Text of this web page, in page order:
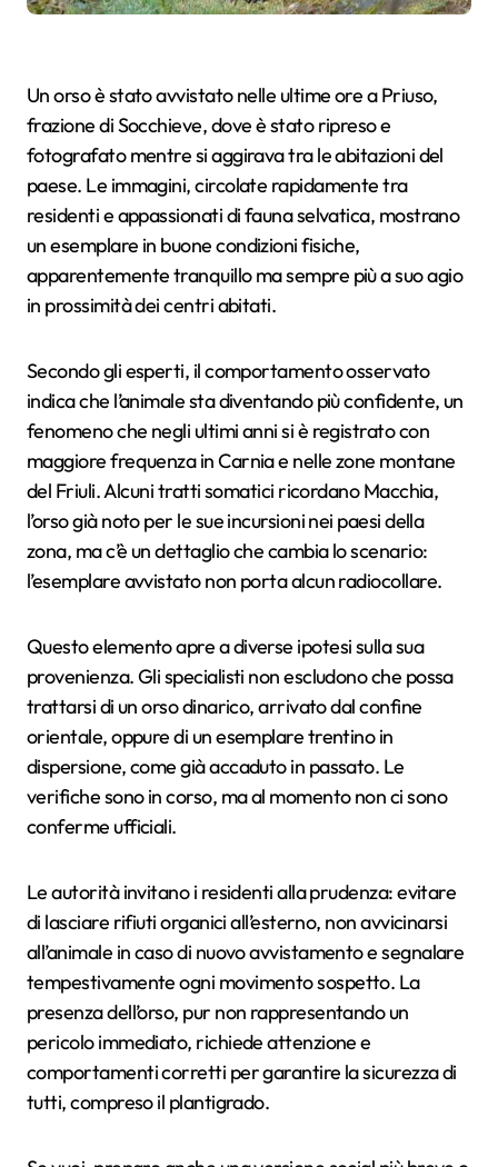
Un orso è stato avvistato nelle ultime ore a Priuso,
frazione di Socchieve, dove è stato ripreso e
fotografato mentre si aggirava tra le abitazioni del
paese. Le immagini, circolate rapidamente tra
residenti e appassionati di fauna selvatica, mostrano
un esemplare in buone condizioni fisiche,
apparentemente tranquillo ma sempre più a suo agio
in prossimità dei centri abitati.
Secondo gli esperti, il comportamento osservato
indica che l’animale sta diventando più confidente, un
fenomeno che negli ultimi anni si è registrato con
maggiore frequenza in Carnia e nelle zone montane
del Friuli. Alcuni tratti somatici ricordano Macchia,
l’orso già noto per le sue incursioni nei paesi della
zona, ma c’è un dettaglio che cambia lo scenario:
l’esemplare avvistato non porta alcun radiocollare.
Questo elemento apre a diverse ipotesi sulla sua
provenienza. Gli specialisti non escludono che possa
trattarsi di un orso dinarico, arrivato dal confine
orientale, oppure di un esemplare trentino in
dispersione, come già accaduto in passato. Le
verifiche sono in corso, ma al momento non ci sono
conferme ufficiali.
Le autorità invitano i residenti alla prudenza: evitare
di lasciare rifiuti organici all’esterno, non avvicinarsi
all’animale in caso di nuovo avvistamento e segnalare
tempestivamente ogni movimento sospetto. La
presenza dell’orso, pur non rappresentando un
pericolo immediato, richiede attenzione e
comportamenti corretti per garantire la sicurezza di
tutti, compreso il plantigrado.